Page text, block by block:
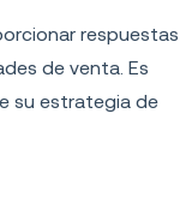
respuestas
de venta. Es
su estrategia de